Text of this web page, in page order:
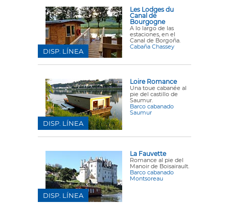
Les Lodges du
Canal de
Bourgogne
A lo largo de las
estaciones, en el
Canal de Borgoña.
Cabaña Chassey
DISP. LÍNEA
Loire Romance
Una toue cabanée al
pie del castillo de
Saumur.
Barco cabanado
Saumur
DISP. LÍNEA
La Fauvette
Romance al pie del
Manoir de Boisairault.
Barco cabanado
Montsoreau
DISP. LÍNEA